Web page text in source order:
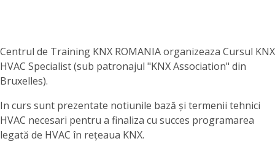
Centrul de Training KNX ROMANIA organizeaza Cursul KNX
HVAC Specialist (sub patronajul "KNX Association" din
Bruxelles).
In curs sunt prezentate notiunile bază și termenii tehnici
HVAC necesari pentru a finaliza cu succes programarea
legată de HVAC în rețeaua KNX.